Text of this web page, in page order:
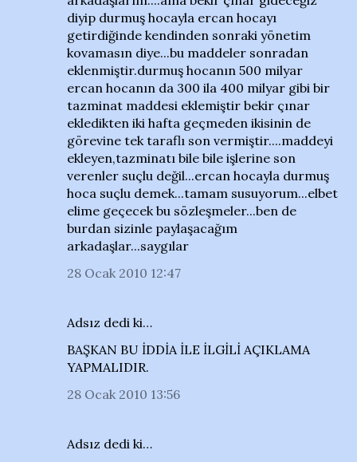
diyip durmuş hocayla ercan hocayı
getirdiğinde kendinden sonraki yönetim
kovamasın diye...bu maddeler sonradan
eklenmiştir.durmuş hocanın 500 milyar
ercan hocanın da 300 ila 400 milyar gibi bir
tazminat maddesi eklemiştir bekir çınar
ekledikten iki hafta geçmeden ikisinin de
görevine tek taraflı son vermiştir....maddeyi
ekleyen,tazminatı bile bile işlerine son
verenler suçlu değil...ercan hocayla durmuş
hoca suçlu demek...tamam susuyorum...elbet
elime geçecek bu sözleşmeler...ben de
burdan sizinle paylaşacağım
arkadaşlar...saygılar
28 Ocak 2010 12:47
Adsız dedi ki…
BAŞKAN BU İDDİA İLE İLGİLİ AÇIKLAMA
YAPMALIDIR.
28 Ocak 2010 13:56
Adsız dedi ki…